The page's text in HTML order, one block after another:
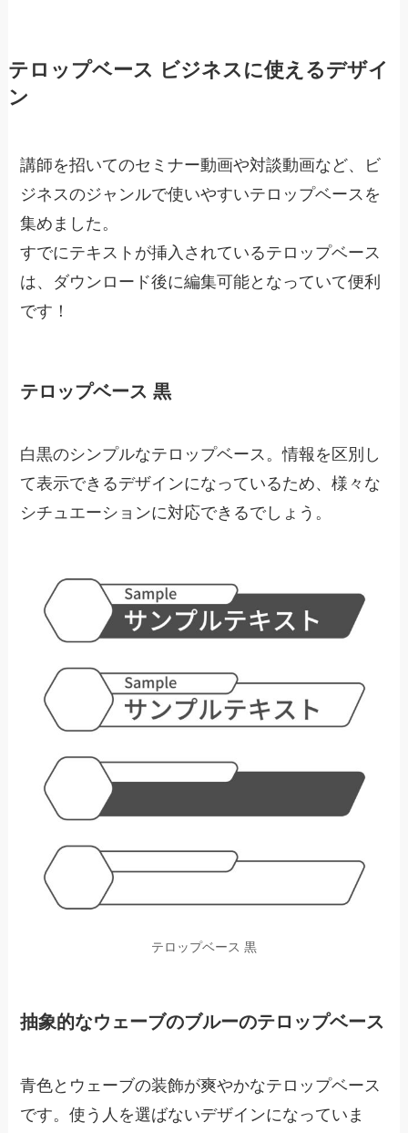
テロップベース ビジネスに使えるデザイ
ン
講師を招いてのセミナー動画や対談動画など、ビ
ジネスのジャンルで使いやすいテロップベースを
集めました。
すでにテキストが挿入されているテロップベース
は、ダウンロード後に編集可能となっていて便利
です！
テロップベース 黒
白黒のシンプルなテロップベース。情報を区別し
て表示できるデザインになっているため、様々な
シチュエーションに対応できるでしょう。
テロップベース 黒
抽象的なウェーブのブルーのテロップベース
青色とウェーブの装飾が爽やかなテロップベース
です。使う人を選ばないデザインになっていま